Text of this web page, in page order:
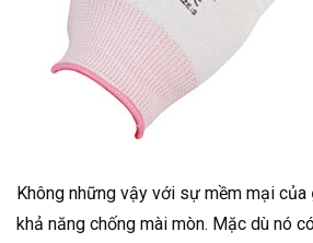
Không những vậy với sự mềm mại của
khả năng chống mài mòn. Mặc dù nó